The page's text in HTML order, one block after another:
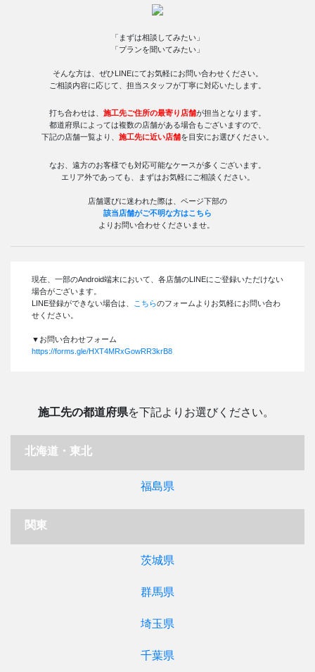
「まずは相談してみたい」
「プランを聞いてみたい」
そんな方は、ぜひLINEにてお気軽にお問い合わせください。
ご相談内容に応じて、担当スタッフが丁寧に対応いたします。
打ち合わせは、 施工先ご住所の最寄り店舗が担当となります。
都道府県によっては複数の店舗がある場合もございますので、
下記の店舗一覧より、 施工先に近い店舗を目安にお選びください。
なお、遠方のお客様でも対応可能なケースが多くございます。
エリア外であっても、まずはお気軽にご相談ください。
店舗選びに迷われた際は、ページ下部の
該当店舗がご不明な方はこちら
よりお問い合わせくださいませ。
現在、一部のAndroid端末において、各店舗のLINEにご登録いただけない
場合がございます。
LINE登録ができない場合は、
こちらのフォームよりお気軽にお問い合わ
せください。
▼お問い合わせフォーム
https://forms.gle/HXT4MRxGowRR3krB8
施工先の都道府県を下記よりお選びください。
北海道・東北
福島県
関東
茨城県
群馬県
埼玉県
千葉県